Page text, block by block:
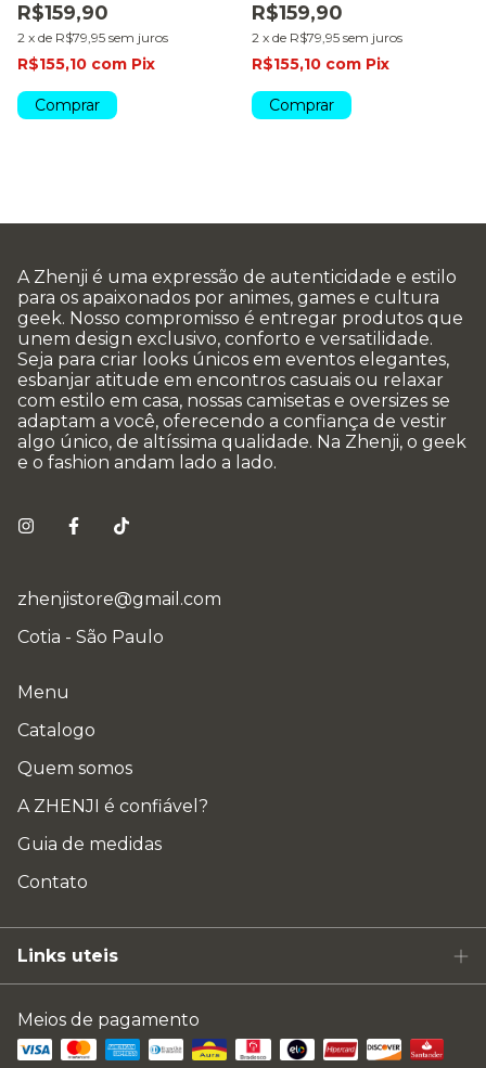
R$159,90
2 x de R$79,95 sem juros
R$155,10 com Pix
Comprar
R$159,90
2 x de R$79,95 sem juros
R$155,10 com Pix
Comprar
A Zhenji é uma expressão de autenticidade e estilo
para os apaixonados por animes, games e cultura
geek. Nosso compromisso é entregar produtos que
unem design exclusivo, conforto e versatilidade.
Seja para criar looks únicos em eventos elegantes,
esbanjar atitude em encontros casuais ou relaxar
com estilo em casa, nossas camisetas e oversizes se
adaptam a você, oferecendo a confiança de vestir
algo único, de altíssima qualidade. Na Zhenji, o geek
e o fashion andam lado a lado.
zhenjistore@gmail.com
Cotia - São Paulo
Menu
Catalogo
Quem somos
A ZHENJI é confiável?
Guia de medidas
Contato
Links uteis
Meios de pagamento